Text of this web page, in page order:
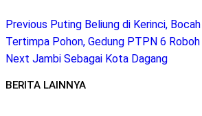
Previous Puting Beliung di Kerinci,
Tertimpa Pohon, Gedung PTPN 6 Roboh
Next Jambi Sebagai Kota Dagang
BERITA LAINNYA